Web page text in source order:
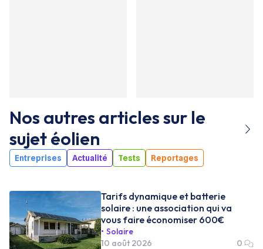
Nos autres articles sur le
sujetéolien
Entreprises Actualité Tests Reportages
Tarifs dynamique et batterie
solaire : une association qui va
vous faire économiser 600€
Solaire
10 août 2026
0